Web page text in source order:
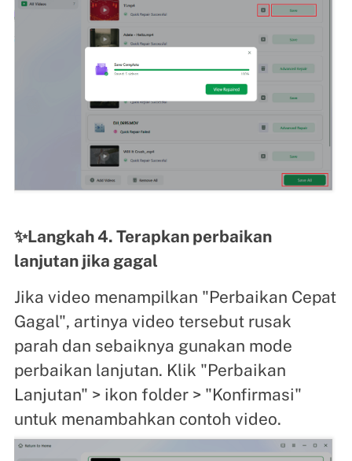
✨Langkah 4. Terapkan perbaikan
lanjutan jika gagal
Jika video menampilkan "Perbaikan Cepat
Gagal", artinya video tersebut rusak
parah dan sebaiknya gunakan mode
perbaikan lanjutan. Klik "Perbaikan
Lanjutan" > ikon folder > "Konfirmasi"
untuk menambahkan contoh video.